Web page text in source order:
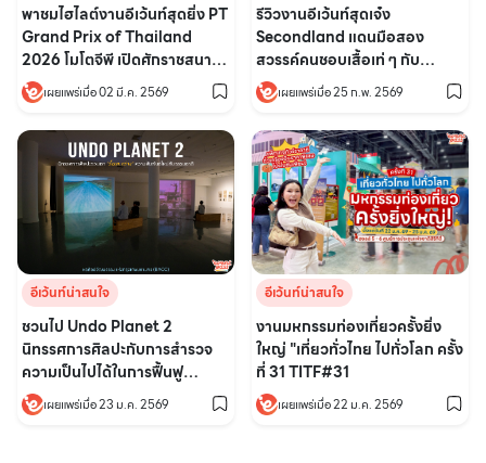
พาชมไฮไลต์งานอีเว้นท์สุดยิ่ง PT
Grand Prix of Thailand
2026 โมโตจีพี เปิดศักราชสนาม
ประเทศไทย สนุก สุดมันส์ ครบรส
เผยแพร่เมื่อ 02 มี.ค. 2569
รีวิวงานอีเว้นท์สุดเจ๋ง
Secondland แดนมือสอง
สวรรค์คนชอบเสื้อเท่ ๆ กับ
คอนเสิร์ตสุดมันส์โดดกันดาดฟ้า
สะเทือน
เผยแพร่เมื่อ 25 ก.พ. 2569
อีเว้นท์น่าสนใจ
ชวนไป Undo Planet 2
นิทรรศการศิลปะกับการสำรวจ
ความเป็นไปได้ในการฟื้นฟู
ธรรมชาติ
เผยแพร่เมื่อ 23 ม.ค. 2569
อีเว้นท์น่าสนใจ
งานมหกรรมท่องเที่ยวครั้งยิ่ง
ใหญ่ "เที่ยวทั่วไทย ไปทั่วโลก ครั้ง
ที่ 31 TITF#31
เผยแพร่เมื่อ 22 ม.ค. 2569